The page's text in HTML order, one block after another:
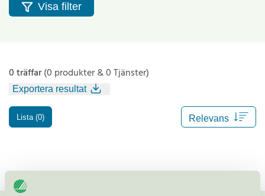
Visa filter
0 träffar(0 produkter & 0 Tjänster)
Exportera resultat
Lista (0)